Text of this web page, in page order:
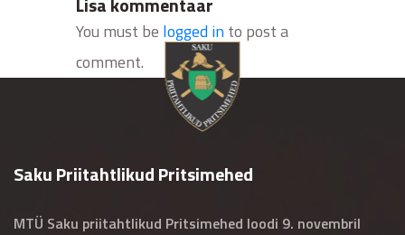
You must be logged into post a
comment.
Saku Priitahtlikud Pritsimehed
MTÜ Saku priitahtlikud Pritsimehed loodi 9. novembril